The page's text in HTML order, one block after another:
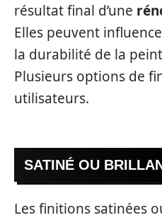
résultat final d’une
Elles peuvent
la durabilité de la
Plusieurs options de
utilisateurs.
SATINÉ OU
Les finitions satinées